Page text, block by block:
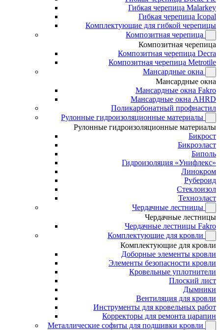
Гибкая черепица Malarkey
Гибкая черепица Icopal
Комплектующие для гибкой черепицы
Композитная черепица
Композитная черепица
Композитная черепица Decra
Композитная черепица Metrotile
Мансардные окна
Мансардные окна
Мансардные окна Fakro
Мансардные окна AHRD
Поликарбонатный профнастил
Рулонные гидроизоляционные материалы
Рулонные гидроизоляционные материалы
Бикрост
Бикроэласт
Биполь
Гидроизоляция «Унифлекс»
Линокром
Рубероид
Стеклоизол
Техноэласт
Чердачные лестницы
Чердачные лестницы
Чердачные лестницы Fakro
Комплектующие для кровли
Комплектующие для кровли
Доборные элементы кровли
Элементы безопасности кровли
Кровельные уплотнители
Плоский лист
Дымники
Вентиляция для кровли
Инструменты для кровельных работ
Корректоры для ремонта царапин
Металлические софиты для подшивки кровли